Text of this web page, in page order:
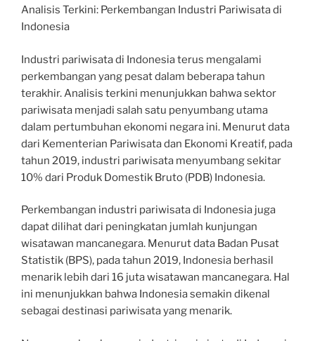
Analisis Terkini: Perkembangan Industri Pariwisata di
Indonesia
Industri pariwisata di Indonesia terus mengalami
perkembangan yang pesat dalam beberapa tahun
terakhir. Analisis terkini menunjukkan bahwa sektor
pariwisata menjadi salah satu penyumbang utama
dalam pertumbuhan ekonomi negara ini. Menurut data
dari Kementerian Pariwisata dan Ekonomi Kreatif, pada
tahun 2019, industri pariwisata menyumbang sekitar
10% dari Produk Domestik Bruto (PDB) Indonesia.
Perkembangan industri pariwisata di Indonesia juga
dapat dilihat dari peningkatan jumlah kunjungan
wisatawan mancanegara. Menurut data Badan Pusat
Statistik (BPS), pada tahun 2019, Indonesia berhasil
menarik lebih dari 16 juta wisatawan mancanegara. Hal
ini menunjukkan bahwa Indonesia semakin dikenal
sebagai destinasi pariwisata yang menarik.